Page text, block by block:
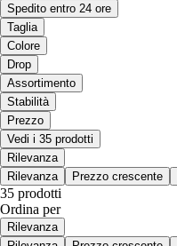
Spedito entro 24 ore
Taglia
Colore
Drop
Assortimento
Stabilità
Prezzo
Vedi i 35 prodotti
Rilevanza
Rilevanza
Prezzo crescente
35 prodotti
Ordina per
Rilevanza